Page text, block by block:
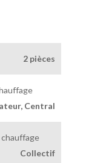
2 pièces
Central
Collectif